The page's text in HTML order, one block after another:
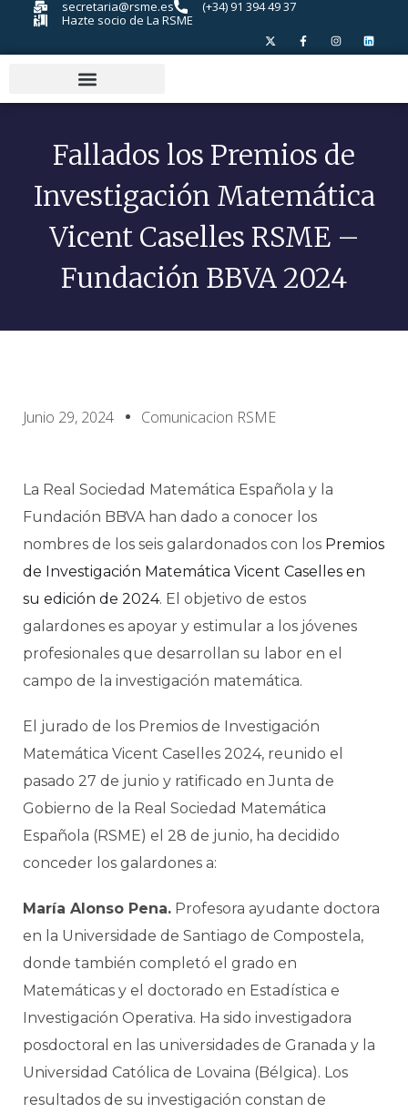
secretaria@rsme.es
(+34) 91 394 49 37
Hazte socio de La RSME
Fallados los Premios de
Investigación Matemática
Vicent Caselles RSME –
Fundación BBVA 2024
Junio 29, 2024 Comunicacion RSME
La Real Sociedad Matemática Española y la
Fundación BBVA han dado a conocer los
nombres de los seis galardonados con los Premios
de Investigación Matemática Vicent Caselles en
su edición de 2024. El objetivo de estos
galardones es apoyar y estimular a los jóvenes
profesionales que desarrollan su labor en el
campo de la investigación matemática.
El jurado de los Premios de Investigación
Matemática Vicent Caselles 2024, reunido el
pasado 27 de junio y ratificado en Junta de
Gobierno de la Real Sociedad Matemática
Española (RSME) el 28 de junio, ha decidido
conceder los galardones a:
María Alonso Pena. Profesora ayudante doctora
en la Universidade de Santiago de Compostela,
donde también completó el grado en
Matemáticas y el doctorado en Estadística e
Investigación Operativa. Ha sido investigadora
posdoctoral en las universidades de Granada y la
Universidad Católica de Lovaina (Bélgica). Los
resultados de su investigación constan de